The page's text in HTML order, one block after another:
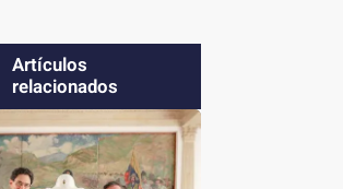
Artículos
relacionados